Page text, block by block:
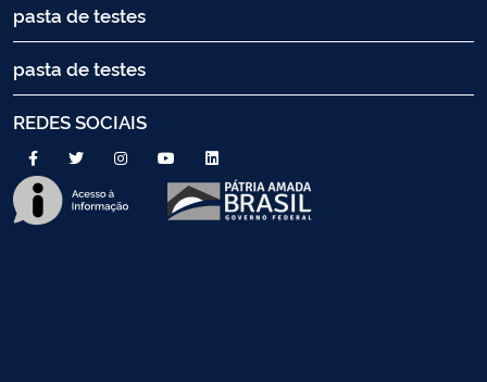
pasta de testes
pasta de testes
REDES SOCIAIS